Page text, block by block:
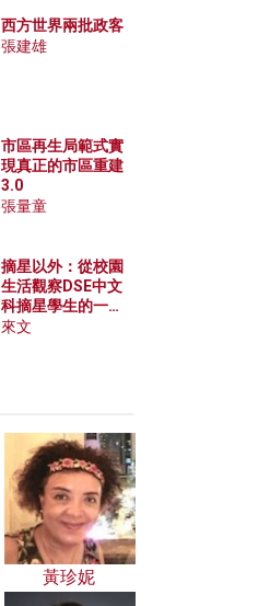
西方世界兩批政客
張建雄
市區再生局範式實
現真正的市區重建
3.0
張量童
摘星以外：從校園
生活觀察DSE中文
科摘星學生的一點
特質
來文
黃珍妮